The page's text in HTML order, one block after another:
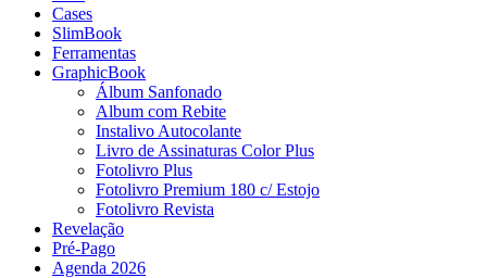
Cases
SlimBook
Ferramentas
GraphicBook
Álbum Sanfonado
Album com Rebite
Instalivo Autocolante
Livro de Assinaturas Color Plus
Fotolivro Plus
Fotolivro Premium 180 c/ Estojo
Fotolivro Revista
Revelação
Pré-Pago
Agenda 2026